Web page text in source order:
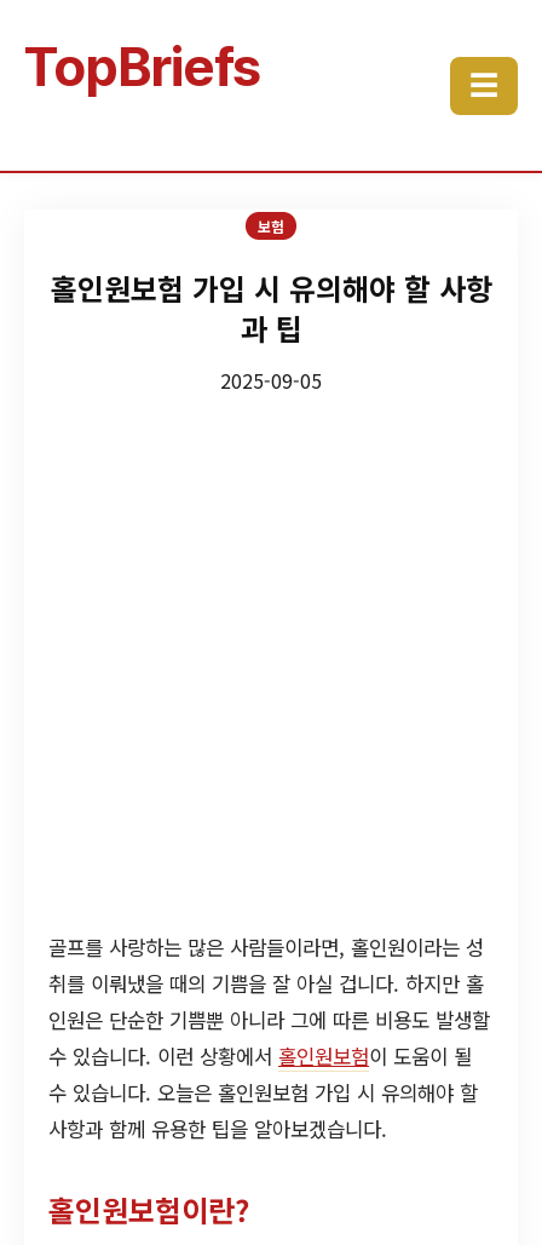
TopBriefs ☰
보험
홀인원보험 가입 시 유의해야 할 사항
과 팁
2025-09-05
골프를 사랑하는 많은 사람들이라면, 홀인원이라는 성
취를 이뤄냈을 때의 기쁨을 잘 아실 겁니다. 하지만 홀
인원은 단순한 기쁨뿐 아니라 그에 따른 비용도 발생할
수 있습니다. 이런 상황에서 홀인원보험이 도움이 될
수 있습니다. 오늘은 홀인원보험 가입 시 유의해야 할
사항과 함께 유용한 팁을 알아보겠습니다.
홀인원보험이란?